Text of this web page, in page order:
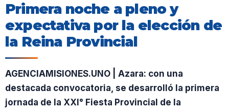
Primera noche a pleno y
expectativa por la elección de
la Reina Provincial
AGENCIAMISIONES.UNO | Azara: con una
destacada convocatoria, se desarrolló la primera
jornada de la XXI° Fiesta Provincial de la